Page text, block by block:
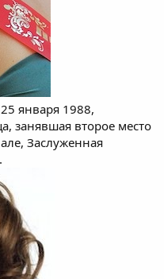
января 1988,
занявшая второе место
Заслуженная